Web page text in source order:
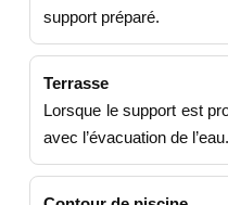
support préparé.
Terrasse
Lorsque le support est
avec l’évacuation de l’eau.